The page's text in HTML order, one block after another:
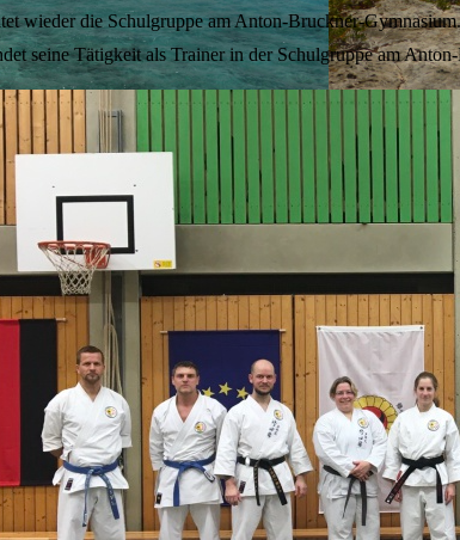
wieder die Schulgruppe am Anton-Bruckner-Gymnasium.
seine Tätigkeit als Trainer in der Schulgruppe am